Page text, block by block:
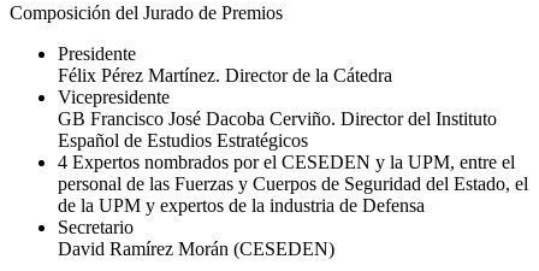
Composición del Jurado de Premios
Presidente
Félix Pérez Martínez. Director de la Cátedra
Vicepresidente
GB Francisco José Dacoba Cerviño. Director del Instituto
Español de Estudios Estratégicos
4 Expertos nombrados por el CESEDEN y la UPM, entre el
personal de las Fuerzas y Cuerpos de Seguridad del Estado, el
de la UPM y expertos de la industria de Defensa
Secretario
David Ramírez Morán (CESEDEN)